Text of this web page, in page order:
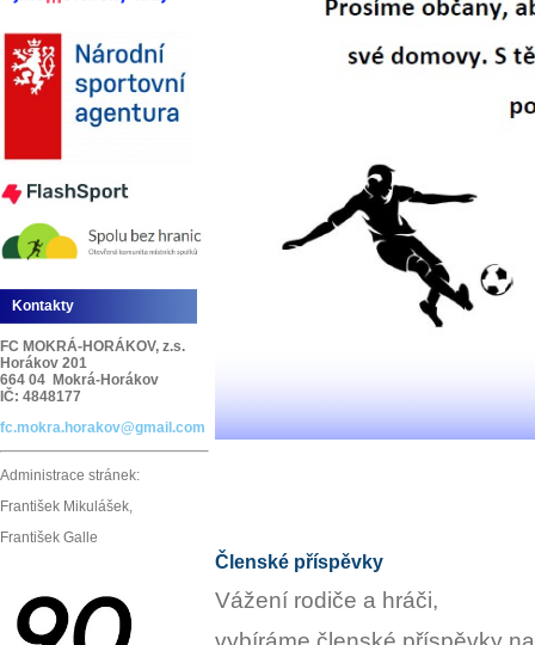
Členské příspěvky
Vážení rodiče a hráči,
Kontakty
FC MOKRÁ-HORÁKOV, z.s.
Horákov 201
664 04 Mokrá-Horákov
IČ: 4848177
fc.mokra.horakov@gmail.com
Administrace stránek:
František Mikulášek,
František Galle